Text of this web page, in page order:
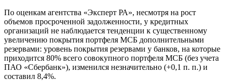
По оценкам агентства «Эксперт РА», несмотря на рост
объемов просроченной задолженности, у кредитных
организаций не наблюдается тенденции к существенному
увеличению покрытия портфеля МСБ дополнительными
резервами: уровень покрытия резервами у банков, на которые
приходится 80% всего совокупного портфеля МСБ (без учета
ПАО «Сбербанк»), изменился незначительно (+0,1 п. п.) и
составил 8,4%.